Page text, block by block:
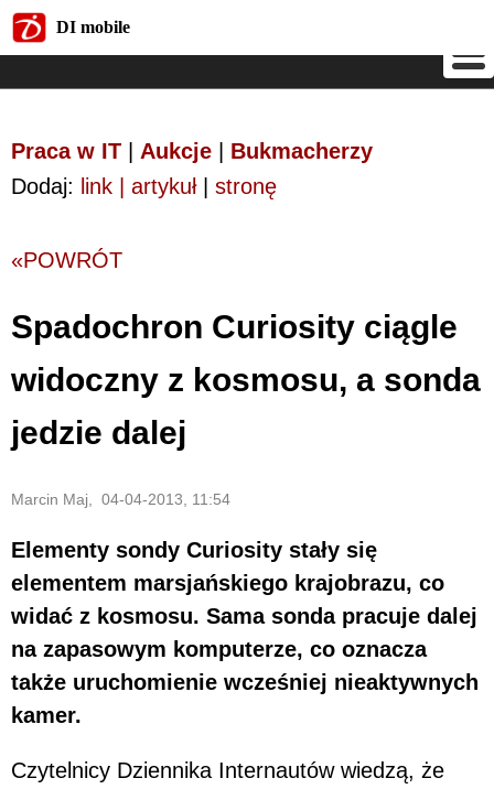
DI mobile
Praca w IT Aukcje
Bukmacherzy
Dodaj: link | artykuł| stronę
«POWRÓT
Spadochron Curiosity ciągle
widoczny z kosmosu, a sonda
jedzie dalej
Marcin Maj, 04-04-2013, 11:54
Elementy sondy Curiosity stały się
elementem marsjańskiego krajobrazu, co
widać z kosmosu. Sama sonda pracuje dalej
na zapasowym komputerze, co oznacza
także uruchomienie wcześniej nieaktywnych
kamer.
Czytelnicy Dziennika Internautów wiedzą, że
DI mobile